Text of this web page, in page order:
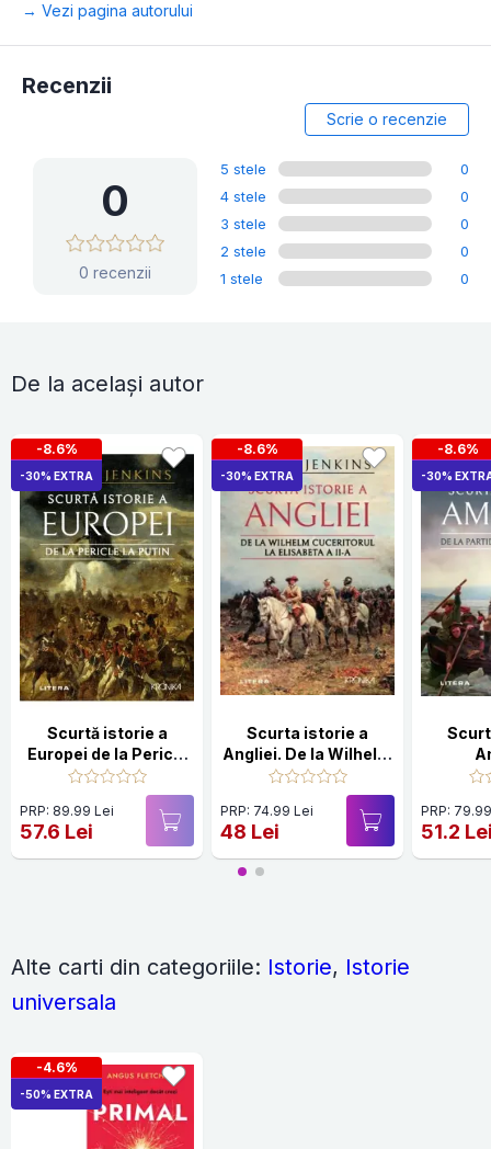
→ Vezi pagina autorului
Recenzii
Scrie o recenzie
0
0 recenzii
5 stele
0
4 stele
0
3 stele
0
2 stele
0
1 stele
0
De la același autor
-8.6%
-30% EXTRA
Scurtă istorie a
Europei de la Pericle
la Putin
PRP: 89.99 Lei
57.6 Lei
-8.6%
-30% EXTRA
Scurta istorie a
Angliei. De la Wilhelm
Cuceritorul la
Elisabeta a II-a
PRP: 74.99 Lei
48 Lei
-8.6%
-30%
PRP:
51.2
Alte carti din categoriile: Istorie, Istorie
universala
-4.6%
-50% EXTRA